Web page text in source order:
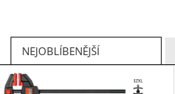
NEJOBLÍBENĚJŠÍ